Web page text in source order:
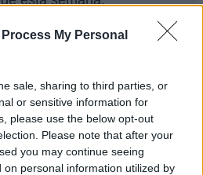
My Personal
sale, sharing to third parties, or
or sensitive information for
please use the below opt-out
Please note that after your
you may continue seeing
on personal information utilized by
TOP Música